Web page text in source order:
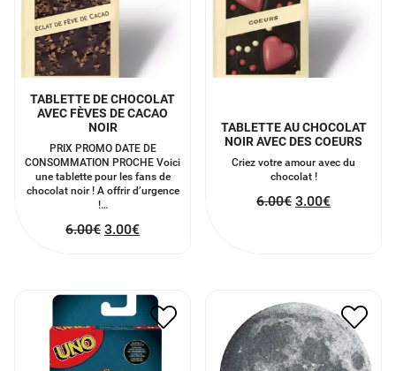
TABLETTE DE CHOCOLAT
AVEC FÈVES DE CACAO
NOIR
PRIX PROMO DATE DE
CONSOMMATION PROCHE Voici
une tablette pour les fans de
chocolat noir ! A offrir d’urgence
!…
6.00€ 3.00€
TABLETTE AU CHOCOLAT
NOIR AVEC DES COEURS
Criez votre amour avec du
chocolat !
6.00€ 3.00€
13.50€ 6.75 €
22.00€ 11.00€